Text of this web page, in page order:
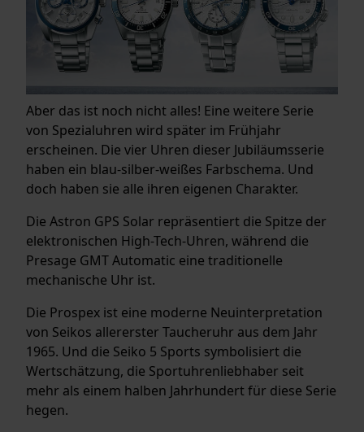
Aber das ist noch nicht alles! Eine weitere Serie
von Spezialuhren wird später im Frühjahr
erscheinen. Die vier Uhren dieser Jubiläumsserie
haben ein blau-silber-weißes Farbschema. Und
doch haben sie alle ihren eigenen Charakter.
Die Astron GPS Solar repräsentiert die Spitze der
elektronischen High-Tech-Uhren, während die
Presage GMT Automatic eine traditionelle
mechanische Uhr ist.
Die Prospex ist eine moderne Neuinterpretation
von Seikos allererster Taucheruhr aus dem Jahr
1965. Und die Seiko 5 Sports symbolisiert die
Wertschätzung, die Sportuhrenliebhaber seit
mehr als einem halben Jahrhundert für diese Serie
hegen.